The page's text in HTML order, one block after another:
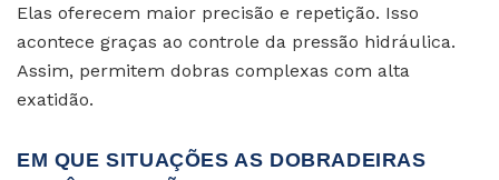
Elas oferecem maior precisão e repetição. Isso
acontece graças ao controle da pressão hidráulica.
Assim, permitem dobras complexas com alta
exatidão.
EM QUE SITUAÇÕES AS DOBRADEIRAS